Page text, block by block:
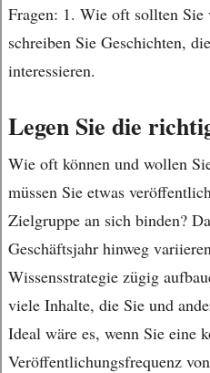
Fragen: 1. Wie oft sollten
schreiben Sie Geschichten,
interessieren.
Legen Sie die
Wie oft können und wollen
müssen Sie etwas
Zielgruppe an sich binden?
Geschäftsjahr hinweg
Wissensstrategie zügig
viele Inhalte, die Sie und
Ideal wäre es, wenn Sie eine
Veröffentlichungsfrequenz